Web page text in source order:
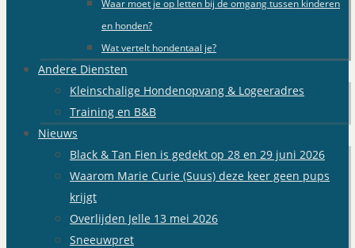
Waar moet je op letten bij de omgang tussen kinderen
en honden?
Wat vertelt hondentaal je?
Andere Diensten
Kleinschalige Hondenopvang & Logeeradres
Training en B&B
Nieuws
Black & Tan Fien is gedekt op 28 en 29 juni 2026
Waarom Marie Curie (Suus) deze keer geen pups
krijgt
Overlijden Jelle 13 mei 2026
Sneeuwpret